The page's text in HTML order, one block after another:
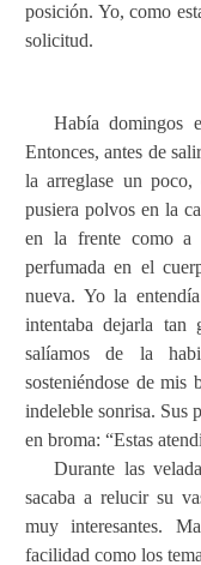
posición. Yo, como
solicitud.
Había domingos
Entonces, antes de
la arreglase un
pusiera polvos en la
en la frente como a
perfumada en el
nueva. Yo la
intentaba dejarla tan
salíamos de la
sosteniéndose de mis
indeleble sonrisa. Sus
en broma: “Estas
Durante las
sacaba a relucir su
muy interesantes.
facilidad como los